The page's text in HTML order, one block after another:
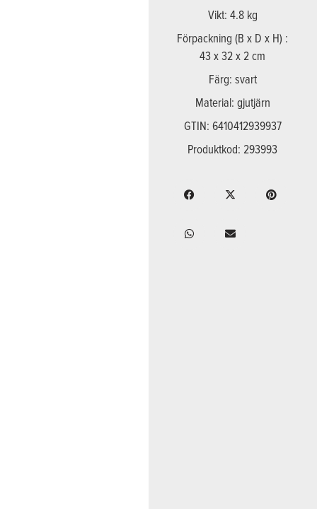
Vikt: 4.8 kg
Förpackning (B x D x H) :
43 x 32 x 2 cm
Färg: svart
Material: gjutjärn
GTIN: 6410412939937
Produktkod: 293993